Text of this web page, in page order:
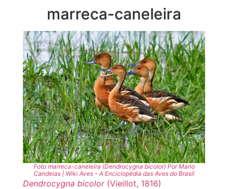
marreca-caneleira
Foto marreca-caneleira (Dendrocygna bicolor) Por Mario
Candeias | Wiki Aves – A Enciclopédia das Aves do Brasil
Dendrocygna bicolor(Vieillot, 1816)